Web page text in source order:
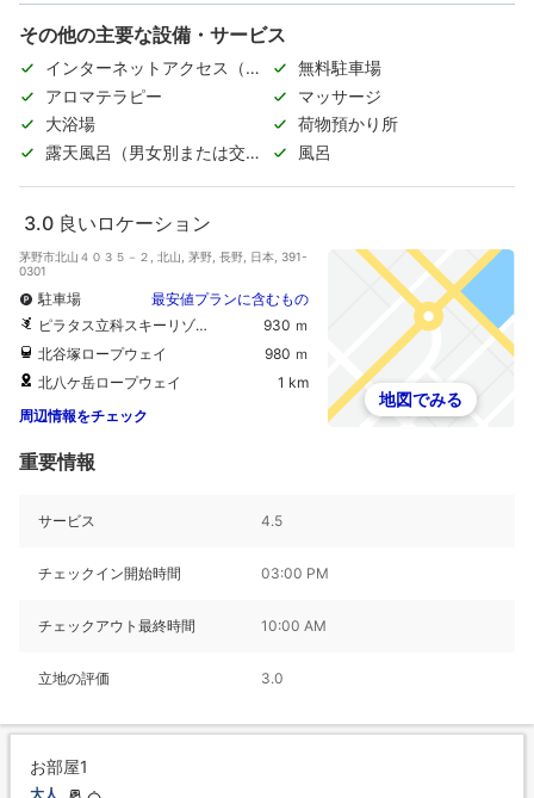
その他の主要な設備・サービス
インターネットアクセス（無
料）
無料駐車場
アロマテラピー
マッサージ
大浴場
荷物預かり所
露天風呂（男女別または交代
風呂
3.0 良いロケーション
茅野市北山４０３５－２, 北山, 茅野, 長野, 日本, 391-
0301
駐車場
最安値プランに含むもの
ピラタス立科スキーリゾート
930 ｍ
北谷塚ロープウェイ
980 ｍ
北八ケ岳ロープウェイ
1 km
周辺情報をチェック
地図でみる
重要情報
サービス 4.5
チェックイン開始時間 03:00 PM
チェックアウト最終時間 10:00 AM
立地の評価 3.0
お部屋1
大人